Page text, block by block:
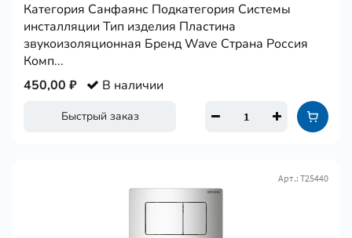
Категория Санфаянс Подкатегория Системы
инсталляции Тип изделия Пластина
звукоизоляционная Бренд Wave Страна Россия
Комп...
Быстрый заказ
450,00 ₽ В наличии
Арт.: Т25440